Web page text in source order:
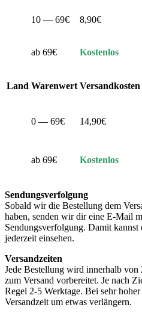
10 — 69€ 8,90€
ab 69€ Kostenlos
Land Warenwert Versandkosten
0 — 69€ 14,90€
ab 69€ Kostenlos
Sendungsverfolgung
Sobald wir die Bestellung dem
haben, senden wir dir eine E-Mail
Sendungsverfolgung. Damit kannst
jederzeit einsehen.
Versandzeiten
Jede Bestellung wird innerhalb von
zum Versand vorbereitet. Je nach
Regel 2-5 Werktage. Bei sehr
Versandzeit um etwas verlängern.